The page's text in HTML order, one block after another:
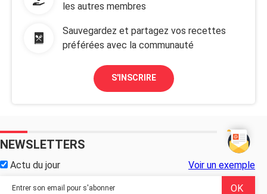
les autres membres
Sauvegardez et partagez vos recettes
préférées avec la communauté
S'INSCRIRE
NEWSLETTERS
Actu du jour Voir un exemple